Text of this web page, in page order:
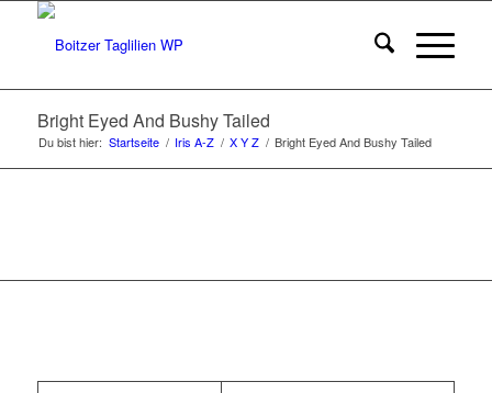
Bright Eyed And Bushy Tailed
Du bist hier: Startseite / Iris A-Z / X Y Z / Bright Eyed And Bushy Tailed